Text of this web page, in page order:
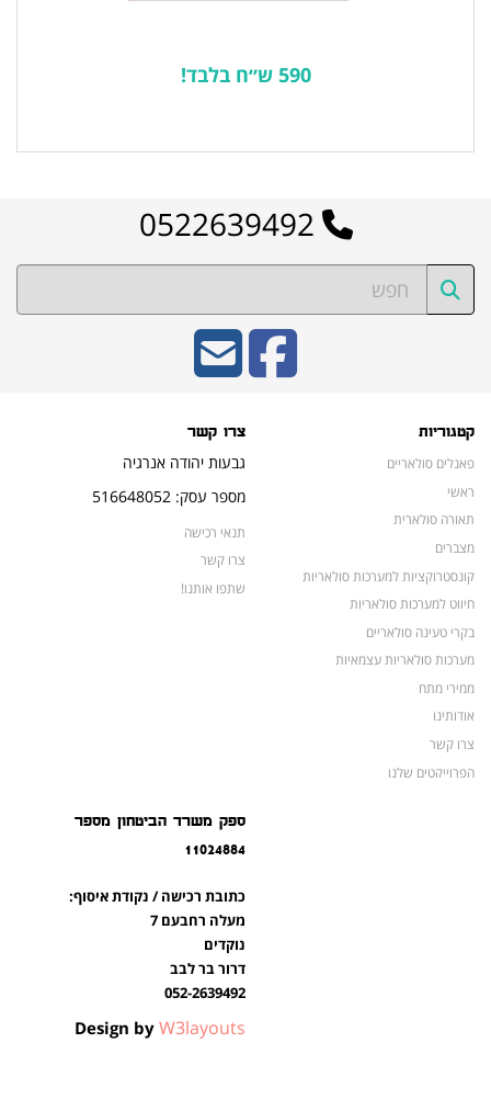
590 ש״ח בלבד!
קטגוריות
פאנלים סולאריים
ראשי
תאורה סולארית
מצברים
קונסטרוקציות למערכות סולאריות
חיווט למערכות סולאריות
בקרי טעינה סולאריים
מערכות סולאריות עצמאיות
ממירי מתח
אודותינו
צרו קשר
הפרוייקטים שלנו
צרו קשר
גבעות יהודה אנרגיה
מספר עסק: 516648052
תנאי רכישה
צרו קשר
שתפו אותנו!
ספק משרד הביטחון מספר
11024884
כתובת רכישה / נקודת איסוף:
מעלה רחבעם 7
נוקדים
דרור בר לבב
052-2639492
Design by W3layouts